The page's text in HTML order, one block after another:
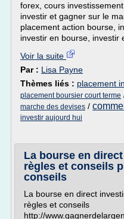
forex, cours
investir et gagner sur le
placement action bourse,
investir en bourse, investir
Voir la suite
Par : Lisa Payne
Thèmes liés : placement
placement boursier court terme
marche des devises /
investir aujourd hui
La bourse en
règles et conseils
conseils
La bourse en direct
règles et conseils
http://